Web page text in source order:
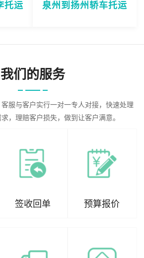
托运 泉州到扬州轿车托运
我们的服务
服与客户实行一对一专人对接，快速处理
，理赔客户损失，做到让客户满意。
签收回单 预算报价